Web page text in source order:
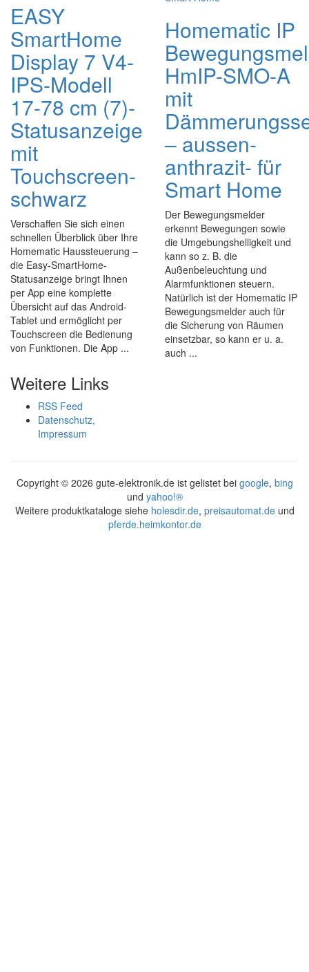
EASY
SmartHome
Display 7 V4-
IPS-Modell
17-78 cm (7)-
Statusanzeige
mit
Touchscreen-
schwarz
Verschaffen Sie sich einen
schnellen Überblick über Ihre
Homematic Haussteuerung –
die Easy-SmartHome-
Statusanzeige bringt Ihnen
per App eine komplette
Übersicht auf das Android-
Tablet und ermöglicht per
Touchscreen die Bedienung
von Funktionen. Die App ...
Homematic IP
HmIP-SMO-A
mit
– aussen-
anthrazit- für
Smart Home
Der Bewegungsmelder
erkennt Bewegungen sowie
die Umgebungshelligkeit und
kann so z. B. die
Außenbeleuchtung und
Alarmfunktionen steuern.
Natürlich ist der Homematic IP
Bewegungsmelder auch für
die Sicherung von Räumen
einsetzbar, so kann er u. a.
auch ...
Weitere Links
RSS Feed
Datenschutz,
Impressum
Copyright © 2026 gute-elektronik.de ist gelistet bei google, bing
und yahoo!®
Weitere produktkataloge siehe holesdir.de, preisautomat.deund
pferde.heimkontor.de